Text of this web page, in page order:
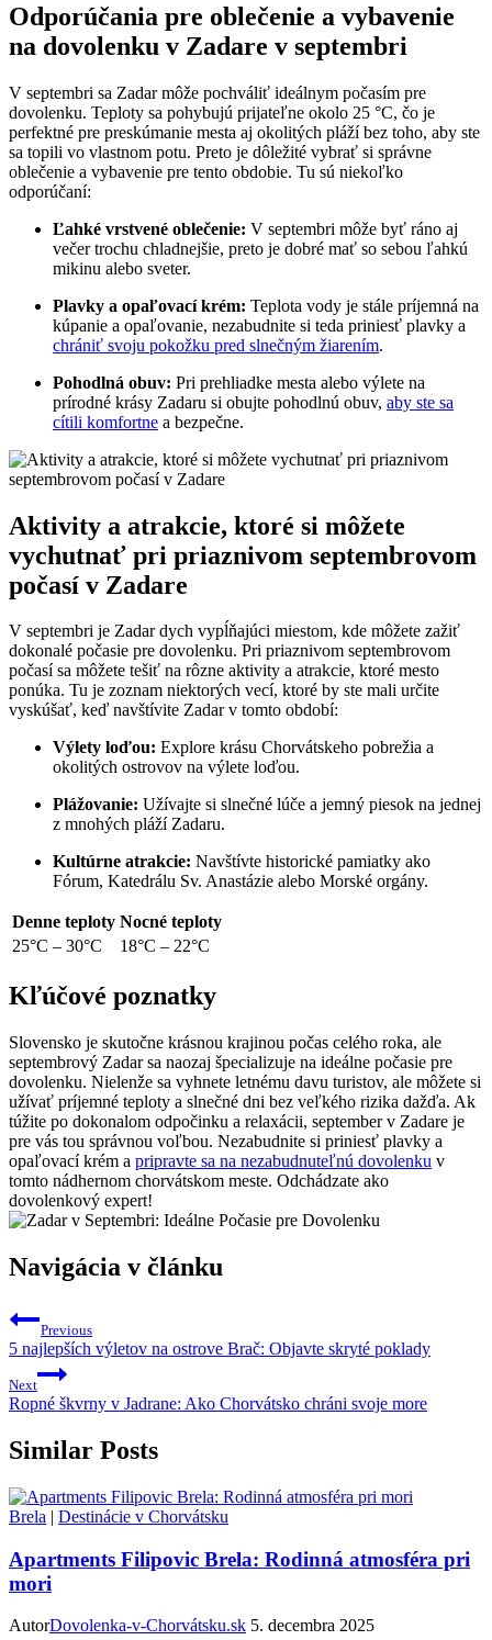
Odporúčania pre oblečenie a vybavenie
na dovolenku v Zadare v septembri
V septembri sa Zadar môže pochváliť ideálnym počasím pre
dovolenku. Teploty sa pohybujú prijateľne okolo 25 °C, čo je
perfektné pre preskúmanie mesta aj okolitých pláží bez toho, aby ste
sa topili vo vlastnom potu. Preto je dôležité vybrať si správne
oblečenie a vybavenie pre tento obdobie. Tu sú niekoľko
odporúčaní:
Ľahké vrstvené oblečenie: V septembri môže byť ráno aj
večer trochu chladnejšie, preto je dobré mať so sebou ľahkú
mikinu alebo sveter.
Plavky a opaľovací krém: Teplota vody je stále príjemná na
kúpanie a opaľovanie, nezabudnite si teda priniesť plavky a
chrániť svoju pokožku pred slnečným žiarením.
Pohodlná obuv: Pri prehliadke mesta alebo výlete na
prírodné krásy Zadaru si obujte pohodlnú obuv, aby ste sa
cítili komfortne a bezpečne.
Aktivity a atrakcie, ktoré si môžete
vychutnať pri priaznivom septembrovom
počasí v Zadare
V septembri je Zadar dych vypĺňajúci miestom, kde môžete zažiť
dokonalé počasie pre dovolenku. Pri priaznivom septembrovom
počasí sa môžete tešiť na rôzne aktivity a atrakcie, ktoré mesto
ponúka. Tu je zoznam niektorých vecí, ktoré by ste mali určite
vyskúšať, keď navštívite Zadar v tomto období:
Výlety loďou: Explore krásu Chorvátskeho pobrežia a
okolitých ostrovov na výlete loďou.
Plážovanie: Užívajte si slnečné lúče a jemný piesok na jednej
z mnohých pláží Zadaru.
Kultúrne atrakcie: Navštívte historické pamiatky ako
Fórum, Katedrálu Sv. Anastázie alebo Morské orgány.
Denne teploty Nocné teploty
25°C – 30°C
18°C – 22°C
Kľúčové poznatky
Slovensko je skutočne krásnou krajinou počas celého roka, ale
septembrový Zadar sa naozaj špecializuje na ideálne počasie pre
dovolenku. Nielenže sa vyhnete letnému davu turistov, ale môžete si
užívať príjemné teploty a slnečné dni bez veľkého rizika dažďa. Ak
túžite po dokonalom odpočinku a relaxácii, september v Zadare je
pre vás tou správnou voľbou. Nezabudnite si priniesť plavky a
opaľovací krém a pripravte sa na nezabudnuteľnú dovolenku v
tomto nádhernom chorvátskom meste. Odchádzate ako
dovolenkový expert!
Navigácia v článku
Previous
5 najlepších výletov na ostrove Brač: Objavte skryté poklady
Next
Ropné škvrny v Jadrane: Ako Chorvátsko chráni svoje more
Similar Posts
Brela | Destinácie v Chorvátsku
Apartments Filipovic Brela: Rodinná atmosféra pri
mori
AutorDovolenka-v-Chorvátsku.sk 5. decembra 2025